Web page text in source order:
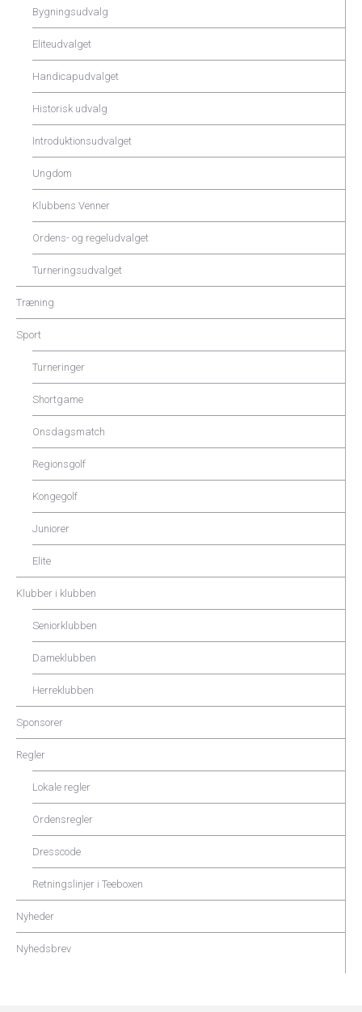
Bygningsudvalg
Eliteudvalget
Handicapudvalget
Historisk udvalg
Introduktionsudvalget
Ungdom
Klubbens Venner
Ordens- og regeludvalget
Turneringsudvalget
Træning
Sport
Turneringer
Shortgame
Onsdagsmatch
Regionsgolf
Kongegolf
Juniorer
Elite
Klubber i klubben
Seniorklubben
Dameklubben
Herreklubben
Sponsorer
Regler
Lokale regler
Ordensregler
Dresscode
Retningslinjer i Teeboxen
Nyheder
Nyhedsbrev